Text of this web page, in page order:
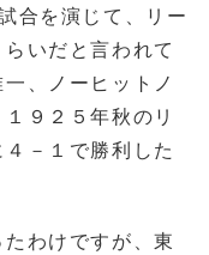
合を演じて、リー
いだと言われて
、ノーヒットノ
９２５年秋のリ
－１で勝利した
わけですが、東